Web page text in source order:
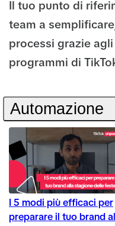
Il tuo punto di
team a
processi grazie
programmi di
Automazione
I 5 modi più efficaci per
preparare il tuo brand